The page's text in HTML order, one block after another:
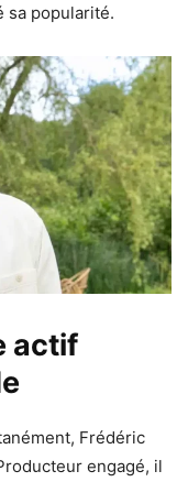
sa popularité.
actif
Frédéric
engagé, il